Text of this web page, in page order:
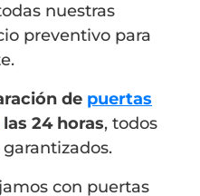
nuestras
preventivo para
de puertas
las 24 horas, todos
con puertas